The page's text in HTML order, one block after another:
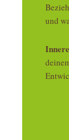
und